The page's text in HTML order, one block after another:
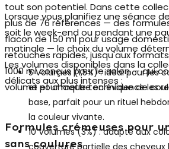
tout son potentiel. Dans cette
plus de 76 références — des
flacon de 150 ml pour usage
retouches rapides, jusqu'aux
1000 ml conçus pour le salon — qui
volume et chaque technique de
Lorsque vous planifiez une séance
soit le week-end ou pendant une
matinale — le choix du volume
Les volumes disponibles dans la
délicats aux plus intenses :
5 Volumes (1,5%): idéal pour les
et pour mettre en évidence les
base, parfait pour un rituel
la couleur vivante.
10 Volumes (3%): adapté aux
Formules crémeuses pour
sans coulures